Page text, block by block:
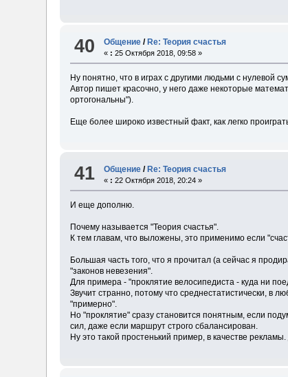
40 Общение / Re: Теория счастья
« : 25 Октября 2018, 09:58 »
Ну понятно, что в играх с другими людьми с нулевой
Автор пишет красочно, у него даже некоторые
ортогональны").
Еще более широко известный факт, как легко
41 Общение / Re: Теория счастья
« : 22 Октября 2018, 20:24 »
И еще дополню.
Почему называется "Теория счастья".
К тем главам, что выложены, это применимо если
Большая часть того, что я прочитал (а сейчас я
"законов невезения".
Для примера - "проклятие велосипедиста - куда ни
Звучит странно, потому что среднестатистически, в
"примерно".
Но "проклятие" сразу становится понятным, если
сил, даже если маршрут строго сбалансирован.
Ну это такой простенький пример, в качестве